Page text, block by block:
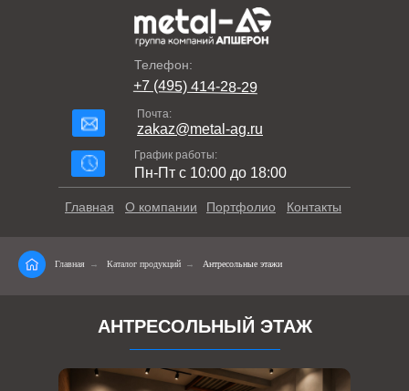
Телефон:
+7 (495) 414-28-29
Почта:
zakaz@metal-ag.ru
График работы:
Пн-Пт с 10:00 до 18:00
Контакты
Портфолио
О компании
Главная
Главная → Каталог продукций → Антресольные этажи
АНТРЕСОЛЬНЫЙ ЭТАЖ